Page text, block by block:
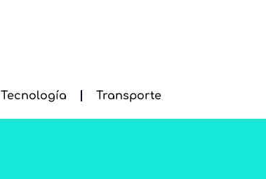
Tecnología Transporte